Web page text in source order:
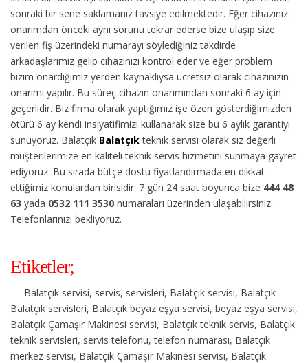
sonraki bir sene saklamanız tavsiye edilmektedir. Eğer cihazınız
onarımdan önceki aynı sorunu tekrar ederse bize ulaşıp size
verilen fiş üzerindeki numarayı söylediğiniz takdirde
arkadaşlarımız gelip cihazınızı kontrol eder ve eğer problem
bizim onardığımız yerden kaynaklıysa ücretsiz olarak cihazınızın
onarımı yapılır. Bu süreç cihazın onarımından sonraki 6 ay için
geçerlidir. Biz firma olarak yaptığımız işe özen gösterdiğimizden
ötürü 6 ay kendi insiyatifimizi kullanarak size bu 6 aylık garantiyi
sunuyoruz. Balatçık Balatçık teknik servisi olarak siz değerli
müşterilerimize en kaliteli teknik servis hizmetini sunmaya gayret
ediyoruz. Bu sırada bütçe dostu fiyatlandırmada en dikkat
ettiğimiz konulardan birisidir. 7 gün 24 saat boyunca bize 444 48
63 yada 0532 111 3530 numaraları üzerinden ulaşabilirsiniz.
Telefonlarınızı bekliyoruz.
Etiketler;
Balatçık servisi, servis, servisleri, Balatçık servisi, Balatçık
Balatçık servisleri, Balatçık beyaz eşya servisi, beyaz eşya servisi,
Balatçık Çamaşır Makinesi servisi, Balatçık teknik servis, Balatçık
teknik servisleri, servis telefonu, telefon numarası, Balatçık
merkez servisi, Balatçık Çamaşır Makinesi servisi, Balatçık